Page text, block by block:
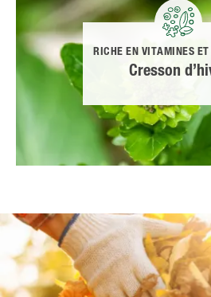
RICHE EN VITAMINES
Cresson